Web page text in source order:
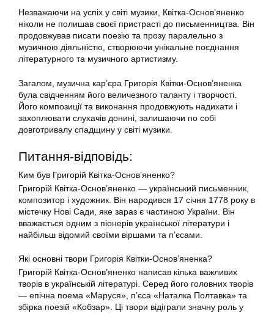
Незважаючи на успіх у світі музики, Квітка-Основ’яненко
ніколи не полишав своєї пристрасті до письменництва. Він
продовжував писати поезію та прозу паралельно з
музичною діяльністю, створюючи унікальне поєднання
літературного та музичного артистизму.
Загалом, музична кар’єра Григорія Квітки-Основ’яненка
була свідченням його величезного таланту і творчості.
Його композиції та виконання продовжують надихати і
захоплювати слухачів донині, залишаючи по собі
довготривалу спадщину у світі музики.
Питання-відповідь:
Ким був Григорій Квітка-Основ’яненко?
Григорій Квітка-Основ’яненко — український письменник,
композитор і художник. Він народився 17 січня 1778 року в
містечку Нові Сади, яке зараз є частиною України. Він
вважається одним з піонерів української літератури і
найбільш відомий своїми віршами та п’єсами.
Які основні твори Григорія Квітки-Основ’яненка?
Григорій Квітка-Основ’яненко написав кілька важливих
творів в українській літературі. Серед його головних творів
— епічна поема «Маруся», п’єса «Наталка Полтавка» та
збірка поезій «Кобзар». Ці твори відіграли значну роль у